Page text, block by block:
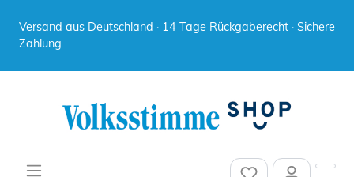
Versand aus Deutschland · 14 Tage Rückgaberecht · Sichere
Zahlung